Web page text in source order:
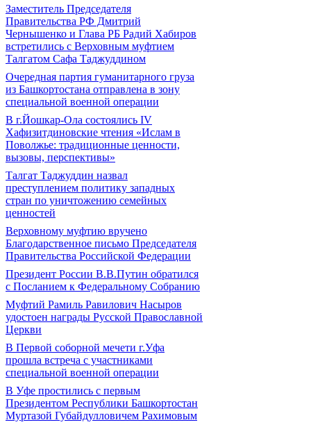
Заместитель Председателя
Правительства РФ Дмитрий
Чернышенко и Глава РБ Радий Хабиров
встретились с Верховным муфтием
Талгатом Сафа Таджуддином
Очередная партия гуманитарного груза
из Башкортостана отправлена в зону
специальной военной операции
В г.Йошкар-Ола состоялись IV
Хафизитдиновские чтения «Ислам в
Поволжье: традиционные ценности,
вызовы, перспективы»
Талгат Таджуддин назвал
преступлением политику западных
стран по уничтожению семейных
ценностей
Верховному муфтию вручено
Благодарственное письмо Председателя
Правительства Российской Федерации
Президент России В.В.Путин обратился
с Посланием к Федеральному Собранию
Муфтий Рамиль Равилович Насыров
удостоен награды Русской Православной
Церкви
В Первой соборной мечети г.Уфа
прошла встреча с участниками
специальной военной операции
В Уфе простились с первым
Президентом Республики Башкортостан
Муртазой Губайдулловичем Рахимовым